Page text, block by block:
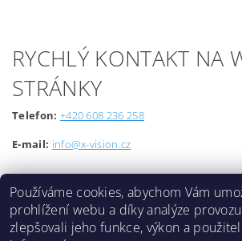
RYCHLÝ KONTAKT NA
STRÁNKY
Telefon: +420 608 236 258
E-mail: info@x-vision.cz
Používáme cookies, abychom Vám
prohlížení webu a díky analýze
zlepšovali jeho funkce, výkon a